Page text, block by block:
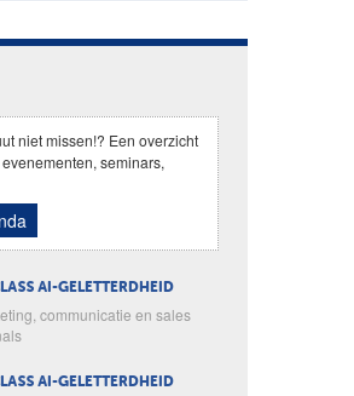
niet missen!? Een overzicht
seminars,
AI-GELETTERDHEID
communicatie en sales
AI-GELETTERDHEID